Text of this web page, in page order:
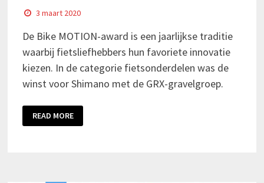
3 maart 2020
De Bike MOTION-award is een jaarlijkse traditie
waarbij fietsliefhebbers hun favoriete innovatie
kiezen. In de categorie fietsonderdelen was de
winst voor Shimano met de GRX-gravelgroep.
READ MORE